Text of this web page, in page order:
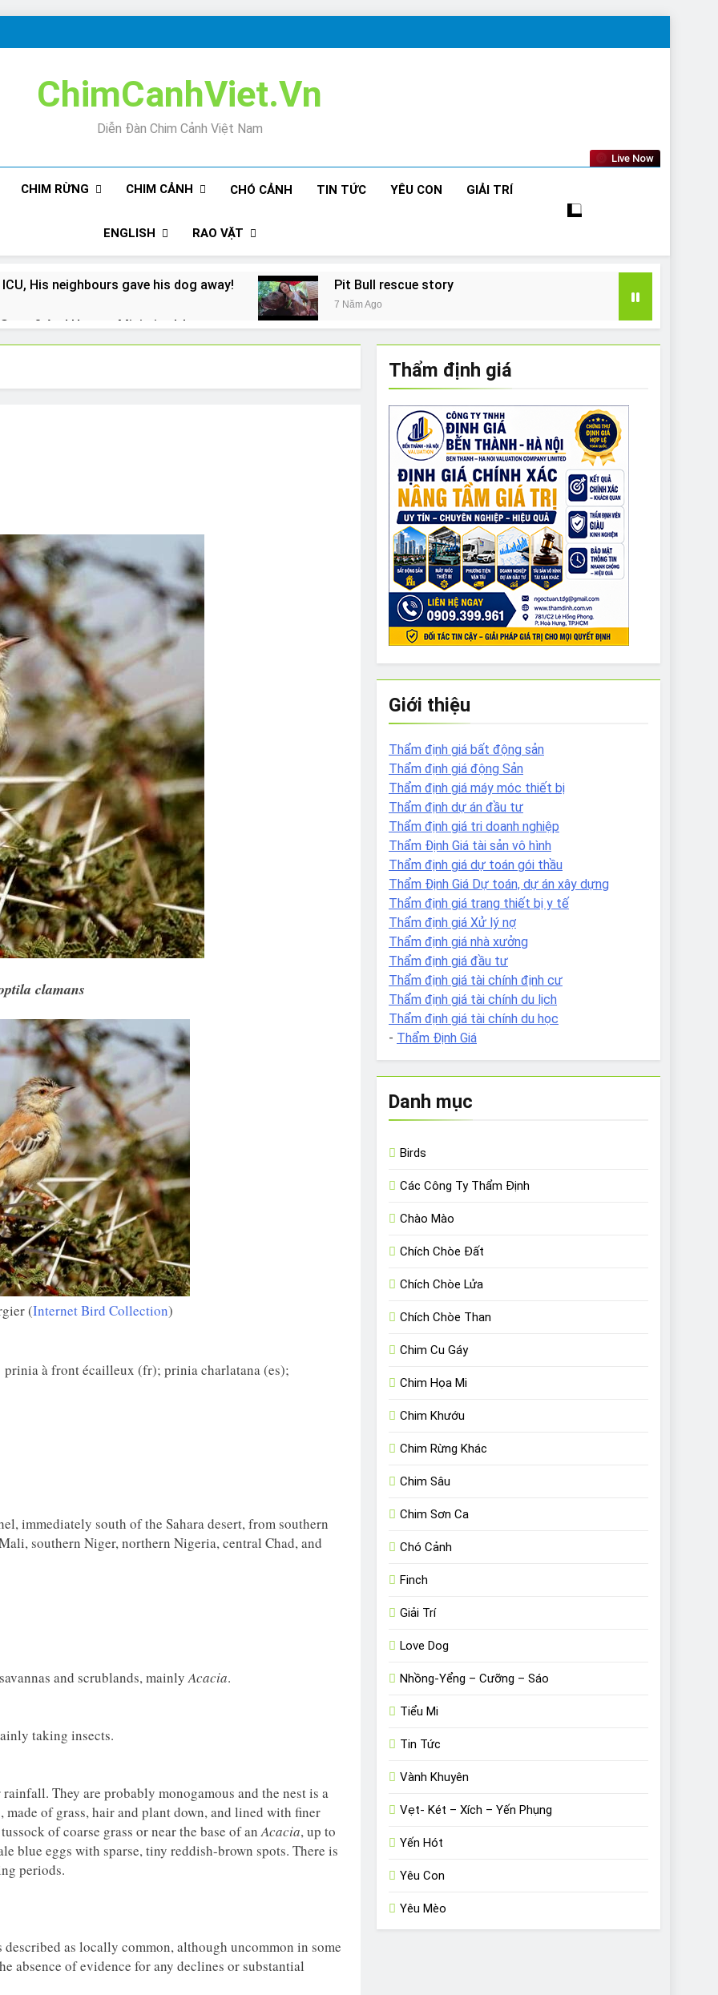
ChimCanhViet.Vn
Diễn Đàn Chim Cảnh Việt Nam
Live Now
CHIM RỪNG CHIM CẢNH CHÓ CẢNH TIN TỨC YÊU CON GIẢI TRÍ
ENGLISH RAO VẶT
His neighbours gave his dog away! Pit Bull rescue story
7 Năm Ago
And How to Minimize It!
The Ultimate Guide to What Bulldogs Can (and can’t) Eat
Can Bulldogs Run Long Distances?
How Often Do I Need to Groom My Bulldog
clamans
(Internet Bird Collection)
à front écailleux (fr); prinia charlatana (es);
immediately south of the Sahara desert, from southern
southern Niger, northern Nigeria, central Chad, and
and scrublands, mainly Acacia.
taking insects.
They are probably monogamous and the nest is a
of grass, hair and plant down, and lined with finer
of coarse grass or near the base of an Acacia, up to
blue eggs with sparse, tiny reddish-brown spots. There is
periods.
as locally common, although uncommon in some
absence of evidence for any declines or substantial
Thẩm định giá
Giới thiệu
Thẩm định giá bất động sản
Thẩm định giá động Sản
Thẩm định giá máy móc thiết bị
Thẩm định dự án đầu tư
Thẩm định giá tri doanh nghiệp
Thẩm Định Giá tài sản vô hình
Thẩm định giá dự toán gói thầu
Thẩm Định Giá Dự toán, dự án xây dựng
Thẩm định giá trang thiết bị y tế
Thẩm định giá Xử lý nợ
Thẩm định giá nhà xưởng
Thẩm định giá đầu tư
Thẩm định giá tài chính định cư
Thẩm định giá tài chính du lịch
Thẩm định giá tài chính du học
- Thẩm Định Giá
Danh mục
Birds
Các Công Ty Thẩm Định
Chào Mào
Chích Chòe Đất
Chích Chòe Lửa
Chích Chòe Than
Chim Cu Gáy
Chim Họa Mi
Chim Khướu
Chim Rừng Khác
Chim Sâu
Chim Sơn Ca
Chó Cảnh
Finch
Giải Trí
Love Dog
Nhồng-Yểng – Cưỡng – Sáo
Tiểu Mi
Tin Tức
Vành Khuyên
Vẹt- Két – Xích – Yến Phụng
Yến Hót
Yêu Con
Yêu Mèo